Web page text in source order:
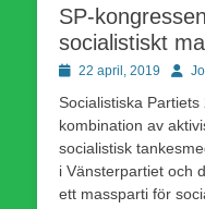
SP-
socialistiskt
Publicerad
22 april, 2019
Socialistiska
kombination av
socialistisk
i Vänsterpartiet och
ett massparti för